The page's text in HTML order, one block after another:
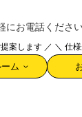
にお電話くださ
案します ／
ム
＼ 仕